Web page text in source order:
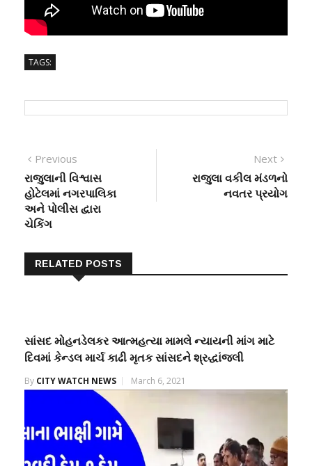
TAGS:
Post
navigation
Previous
post:
રાજુલાની વિશ્વાસ
હોટેલમાં નગરપાલિકા
અને પોલીસ દ્વારા
ચેકિંગ
Next
post:
રાજુલા વકીલ મંડળનો
નવતર પ્રયોગ
RELATED POSTS
સાંસદ મોહનડેલકર આત્મહત્યા મામલે ન્યાયની માંગ માટે
દિવમાં કેન્ડલ માર્ચ કાઢી મૃતક સાંસદને શ્રદ્ધાંજલી
By CITY WATCH NEWS March 6, 2021